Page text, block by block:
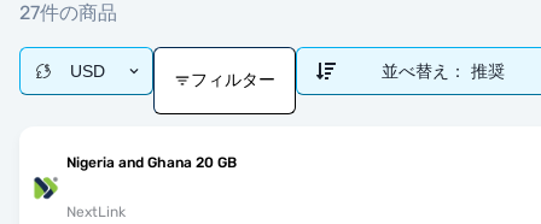
27件の商品
USD フィルター 並べ替え： 推奨
Nigeria and Ghana 20 GB
NextLink